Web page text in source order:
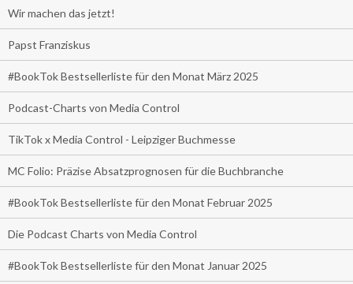
Wir machen das jetzt!
Papst Franziskus
#BookTok Bestsellerliste für den Monat März 2025
Podcast-Charts von Media Control
TikTok x Media Control - Leipziger Buchmesse
MC Folio: Präzise Absatzprognosen für die Buchbranche
#BookTok Bestsellerliste für den Monat Februar 2025
Die Podcast Charts von Media Control
#BookTok Bestsellerliste für den Monat Januar 2025